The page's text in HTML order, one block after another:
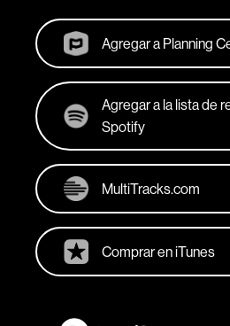
Agregar a Planning
Agregar a la lista de
Spotify
MultiTracks.com
Comprar en iTunes